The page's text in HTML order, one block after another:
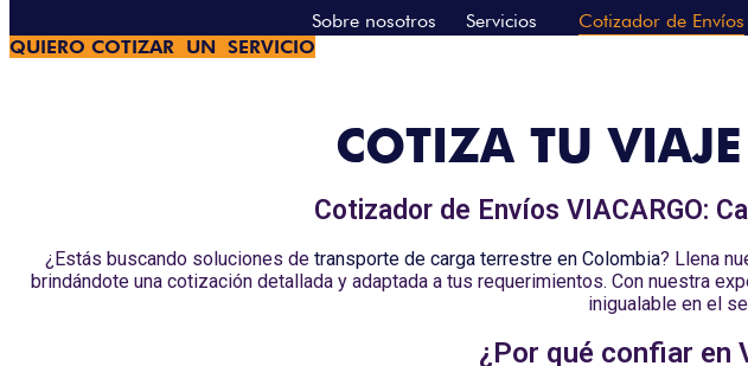
Sobre nosotros Servicios Cotizador de Envíos
QUIERO COTIZAR UN SERVICIO
COTIZA TU
Cotizador de Envíos VIACARGO:
¿Estás buscando soluciones de transporte de carga terrestre en Colombia? Llena
brindándote una cotización detallada y adaptada a tus requerimientos. Con nuestra
inigualable en el
¿Por qué confiar en